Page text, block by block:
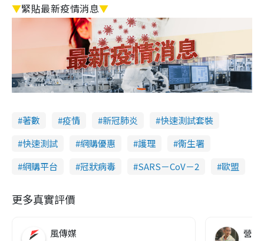
▼緊貼最新疫情消息▼
著數 疫情 新冠肺炎
快速測試套裝
快速測試
網購優惠 護理
衞生署
網購平台
冠狀病毒 SARS－CoV－2 歐盟
更多真實評價
風傳媒 營養